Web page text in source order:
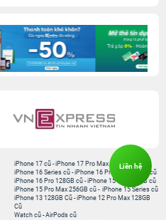
iPhone 17 cũ -iPhone 17 Pro Max cũ
iPhone 16 Series cũ - iPhone 16 Pro Max 256GB cũ
iPhone 16 Pro 128GB cũ -iPhone 15 Pro 128GB cũ
iPhone 15 Pro Max 256GB cũ - iPhone 15 Series cũ
iPhone 13 128GB Cũ -iPhone 12 Pro Max 128GB
Cũ
Watch cũ -AirPods cũ
Liên hệ